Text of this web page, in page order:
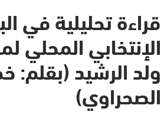
قراءة تحليلية في
الإنتخابي المحلي
ولد الرشيد (بقلم:
الصحراوي)